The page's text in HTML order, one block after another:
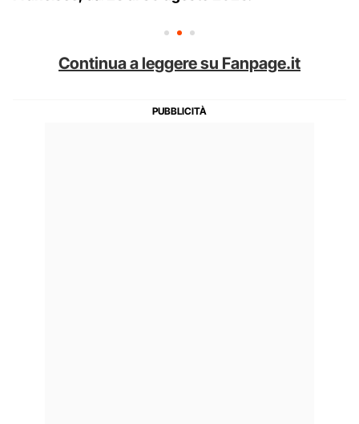
Continua a leggere su Fanpage.it